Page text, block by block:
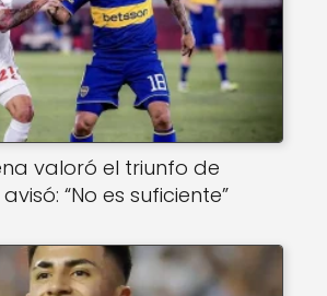
valoró el triunfo de
“No es suficiente”